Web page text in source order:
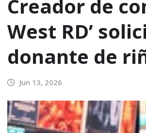
Creador de
West RD’
donante de
Jun 13, 2026